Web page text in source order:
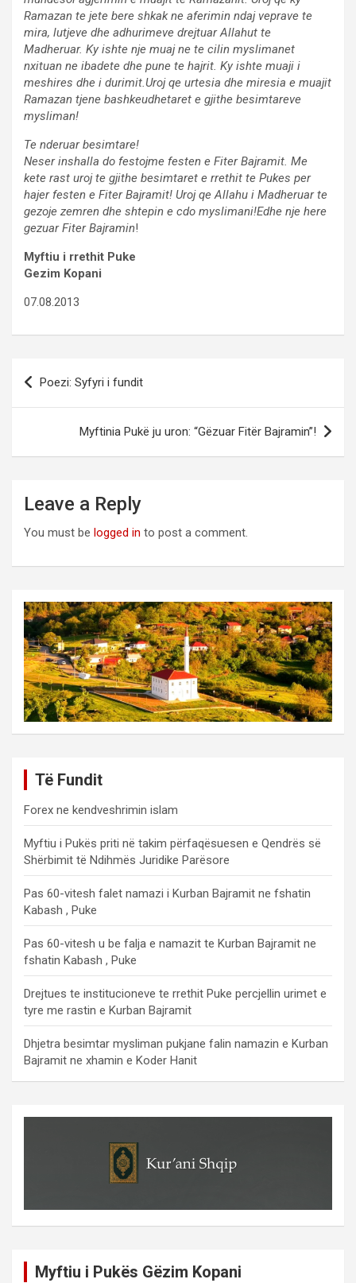
Ramazan te jete bere shkak ne aferimin ndaj veprave te
mira, lutjeve dhe adhurimeve drejtuar Allahut te
Madheruar. Ky ishte nje muaj ne te cilin myslimanet
nxituan ne ibadete dhe pune te hajrit. Ky ishte muaji i
meshires dhe i durimit.Uroj qe urtesia dhe miresia e muajit
Ramazan tjene bashkeudhetaret e gjithe besimtareve
mysliman!
Te nderuar besimtare!
Neser inshalla do festojme festen e Fiter Bajramit. Me
kete rast uroj te gjithe besimtaret e rrethit te Pukes per
hajer festen e Fiter Bajramit! Uroj qe Allahu i Madheruar te
gezoje zemren dhe shtepin e cdo myslimani!Edhe nje here
gezuar Fiter Bajramin!
Myftiu i rrethit Puke
Gezim Kopani
07.08.2013
Post
navigation
Poezi: Syfyri i fundit
Myftinia Pukë ju uron: “Gëzuar Fitër Bajramin”!
Leave a Reply
You must be logged in to post a comment.
Të Fundit
Forex ne kendveshrimin islam
Myftiu i Pukës priti në takim përfaqësuesen e Qendrës së
Shërbimit të Ndihmës Juridike Parësore
Pas 60-vitesh falet namazi i Kurban Bajramit ne fshatin
Kabash , Puke
Pas 60-vitesh u be falja e namazit te Kurban Bajramit ne
fshatin Kabash , Puke
Drejtues te institucioneve te rrethit Puke percjellin urimet e
tyre me rastin e Kurban Bajramit
Dhjetra besimtar mysliman pukjane falin namazin e Kurban
Bajramit ne xhamin e Koder Hanit
Myftiu i Pukës Gëzim Kopani